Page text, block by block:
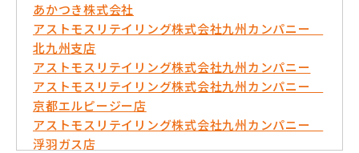
あかつき株式会社
アストモスリテイリング株式会社九州カンパニー
北九州支店
アストモスリテイリング株式会社九州カンパニー
アストモスリテイリング株式会社九州カンパニー
京都エルピージー店
アストモスリテイリング株式会社九州カンパニー
浮羽ガス店